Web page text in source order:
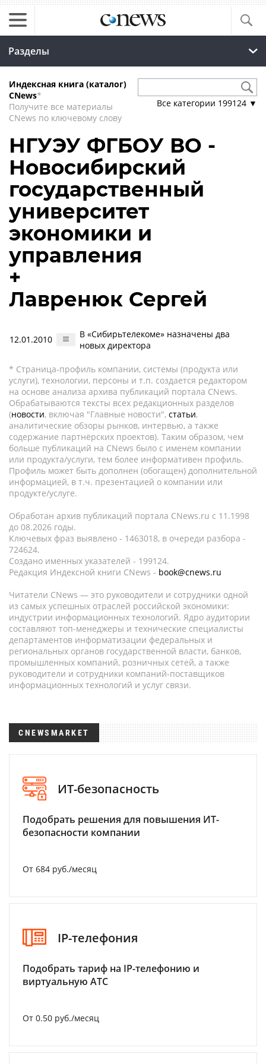
Разделы
Индексная книга (каталог)
CNews*
Получите все материалы
CNews по ключевому слову
Все категории 199124 ▼
НГУЭУ ФГБОУ ВО -
Новосибирский
государственный
университет
экономики и
управления
+
Лавренюк Сергей
12.01.2010
В «Сибирьтелекоме» назначены два
новых директора
* Страница-профиль компании, системы (продукта или
услуги), технологии, персоны и т.п. создается редактором
на основе анализа архива публикаций портала CNews.
Обрабатываются тексты всех редакционных разделов
(новости, включая "Главные новости", статьи,
аналитические обзоры рынков, интервью, а также
содержание партнёрских проектов). Таким образом, чем
больше публикаций на CNews было с именем компании
или продукта/услуги, тем более информативен профиль.
Профиль может быть дополнен (обогащен) дополнительной
информацией, в т.ч. презентацией о компании или
продукте/услуге.
Обработан архив публикаций портала CNews.ru c 11.1998
до 08.2026 годы.
Ключевых фраз выявлено - 1463018, в очереди разбора -
724624.
Создано именных указателей - 199124.
Редакция Индексной книги CNews - book@cnews.ru
Читатели CNews — это руководители и сотрудники одной
из самых успешных отраслей российской экономики:
индустрии информационных технологий. Ядро аудитории
составляют топ-менеджеры и технические специалисты
департаментов информатизации федеральных и
региональных органов государственной власти, банков,
промышленных компаний, розничных сетей, а также
руководители и сотрудники компаний-поставщиков
информационных технологий и услуг связи.
CNEWSMARKET
ИТ-безопасность
Подобрать решения для повышения ИТ-
безопасности компании
От 684 руб./месяц
IP-телефония
Подобрать тариф на IP-телефонию и
виртуальную АТС
От 0.50 руб./месяц